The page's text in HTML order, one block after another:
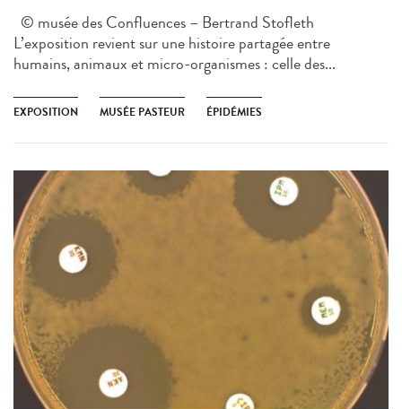
© musée des Confluences – Bertrand Stofleth
L’exposition revient sur une histoire partagée entre
humains, animaux et micro-organismes : celle des...
EXPOSITION MUSÉE PASTEUR ÉPIDÉMIES